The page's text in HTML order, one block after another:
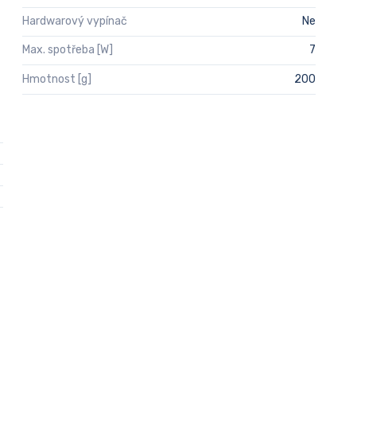
Hardwarový vypínač Ne
Max. spotřeba [W] 7
Hmotnost [g] 200